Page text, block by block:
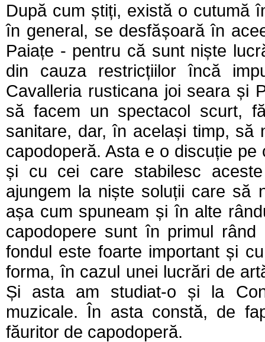
După cum știți, există o cutumă
în general, se desfășoară în
Paiațe - pentru că sunt niște
din cauza restricțiilor încă
Cavalleria rusticana joi seara și
să facem un spectacol scurt,
sanitare, dar, în același timp,
capodoperă. Asta e o discuție
și cu cei care stabilesc
ajungem la niște soluții care să
așa cum spuneam și în alte
capodopere sunt în primul
fondul este foarte important și
forma, în cazul unei lucrări de
Și asta am studiat-o și la
muzicale. În asta constă, de
făuritor de capodoperă.